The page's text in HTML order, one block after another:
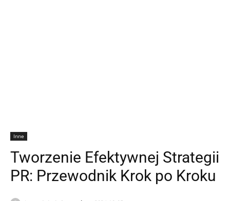
Inne
Tworzenie Efektywnej Strategii
PR: Przewodnik Krok po Kroku